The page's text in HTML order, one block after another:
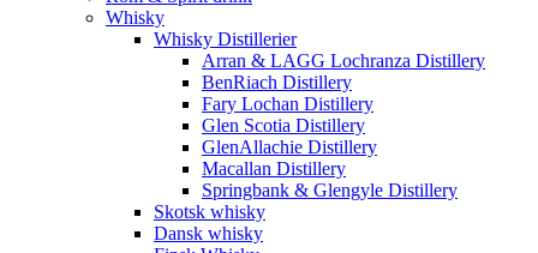
Whisky
Whisky Distillerier
Arran & LAGG Lochranza Distillery
BenRiach Distillery
Fary Lochan Distillery
Glen Scotia Distillery
GlenAllachie Distillery
Macallan Distillery
Springbank & Glengyle Distillery
Skotsk whisky
Dansk whisky